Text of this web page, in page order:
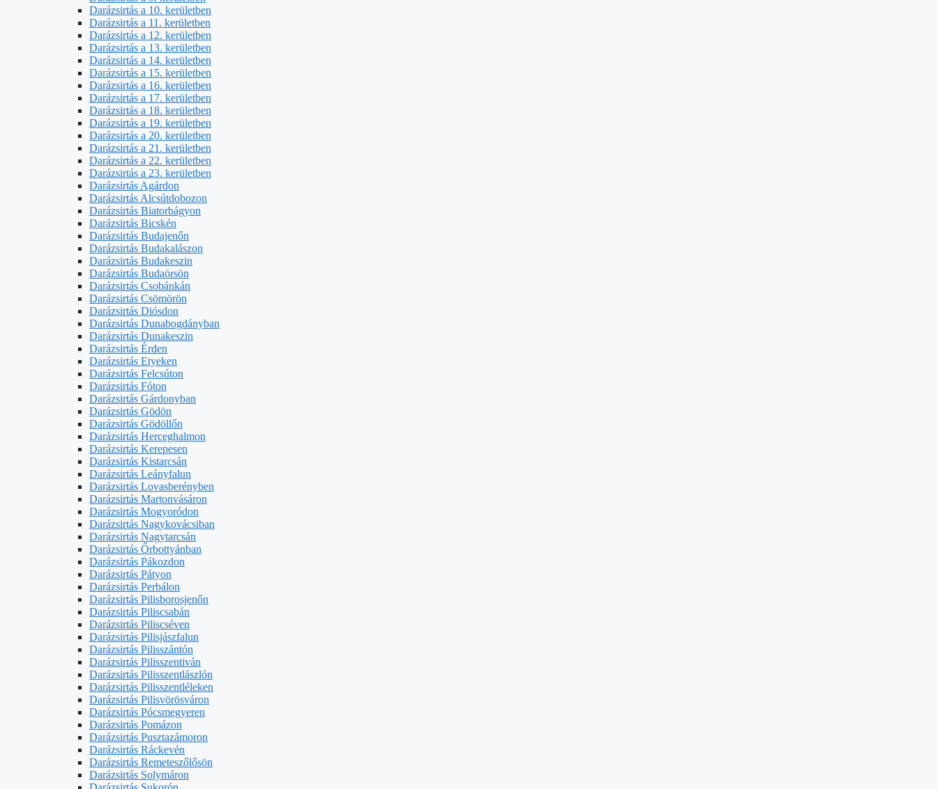
Darázsirtás a 10. kerületben
Darázsirtás a 11. kerületben
Darázsirtás a 12. kerületben
Darázsirtás a 13. kerületben
Darázsirtás a 14. kerületben
Darázsirtás a 15. kerületben
Darázsirtás a 16. kerületben
Darázsirtás a 17. kerületben
Darázsirtás a 18. kerületben
Darázsirtás a 19. kerületben
Darázsirtás a 20. kerületben
Darázsirtás a 21. kerületben
Darázsirtás a 22. kerületben
Darázsirtás a 23. kerületben
Darázsirtás Agárdon
Darázsirtás Alcsútdobozon
Darázsirtás Biatorbágyon
Darázsirtás Bicskén
Darázsirtás Budajenőn
Darázsirtás Budakalászon
Darázsirtás Budakeszin
Darázsirtás Budaörsön
Darázsirtás Csobánkán
Darázsirtás Csömörön
Darázsirtás Diósdon
Darázsirtás Dunabogdányban
Darázsirtás Dunakeszin
Darázsirtás Érden
Darázsirtás Etyeken
Darázsirtás Felcsúton
Darázsirtás Fóton
Darázsirtás Gárdonyban
Darázsirtás Gödön
Darázsirtás Gödöllőn
Darázsirtás Herceghalmon
Darázsirtás Kerepesen
Darázsirtás Kistarcsán
Darázsirtás Leányfalun
Darázsirtás Lovasberényben
Darázsirtás Martonvásáron
Darázsirtás Mogyoródon
Darázsirtás Nagykovácsiban
Darázsirtás Nagytarcsán
Darázsirtás Őrbottyánban
Darázsirtás Pákozdon
Darázsirtás Pátyon
Darázsirtás Perbálon
Darázsirtás Pilisborosjenőn
Darázsirtás Piliscsabán
Darázsirtás Piliscséven
Darázsirtás Pilisjászfalun
Darázsirtás Pilisszántón
Darázsirtás Pilisszentiván
Darázsirtás Pilisszentlászlón
Darázsirtás Pilisszentléleken
Darázsirtás Pilisvörösváron
Darázsirtás Pócsmegyeren
Darázsirtás Pomázon
Darázsirtás Pusztazámoron
Darázsirtás Ráckevén
Darázsirtás Remeteszőlősön
Darázsirtás Solymáron